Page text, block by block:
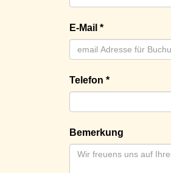
E-Mail *
Telefon *
Bemerkung